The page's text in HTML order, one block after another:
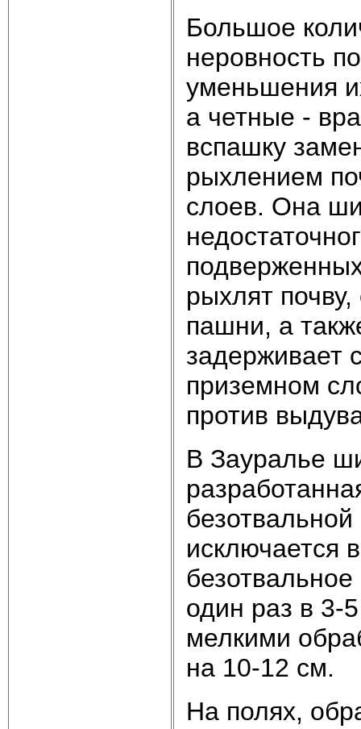
Большое
неровность
уменьшения
а четные -
вспашку
рыхлением
слоев. Она
рыхлят
пашни, а
задерживает
приземном
против
В Зауралье
исключается
один раз в 3-
мелкими
на 10-12 см.
На полях,